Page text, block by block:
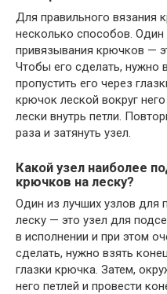
Для правильного вязания
несколько способов. Один
привязывания крючков —
Чтобы его сделать, нужно
пропустить его через
крючок леской вокруг
лески внутрь петли.
раза и затянуть узел.
Какой узел наиболее
крючков на леску?
Один из лучших узлов для
леску — это узел для
в исполнении и при этом
сделать, нужно взять
глазки крючка. Затем,
него петлей и провести